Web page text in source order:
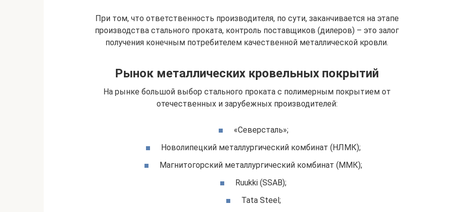
При том, что ответственность производителя, по сути, заканчивается на этапе
производства стального проката, контроль поставщиков (дилеров) – это залог
получения конечным потребителем качественной металлической кровли.
Рынок металлических кровельных покрытий
На рынке большой выбор стального проката с полимерным покрытием от
отечественных и зарубежных производителей:
«Северсталь»;
Новолипецкий металлургический комбинат (НЛМК);
Магнитогорский металлургический комбинат (ММК);
Ruukki (SSAB);
Tata Steel;